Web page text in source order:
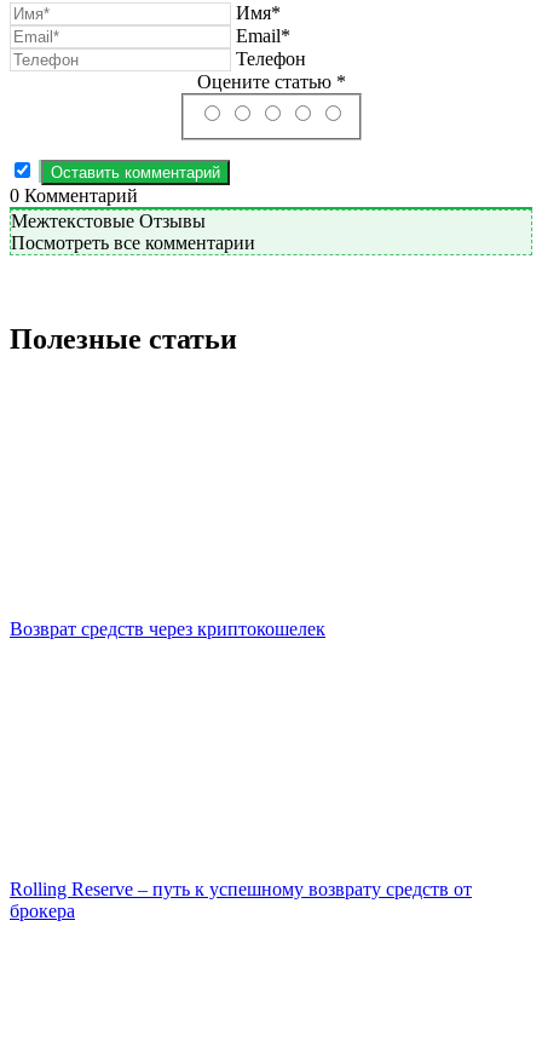
Имя*
Email*
Телефон
Оцените статью *
0 Комментарий
Межтекстовые Отзывы
Посмотреть все комментарии
Полезные статьи
Возврат средств через криптокошелек
Rolling Reserve – путь к успешному возврату средств от
брокера